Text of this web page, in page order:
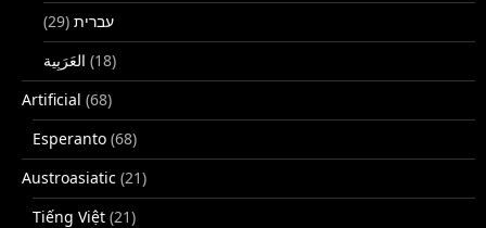
עברית (29)
(18)
Artificial (68)
Esperanto (68)
Austroasiatic (21)
Tiếng Việt (21)